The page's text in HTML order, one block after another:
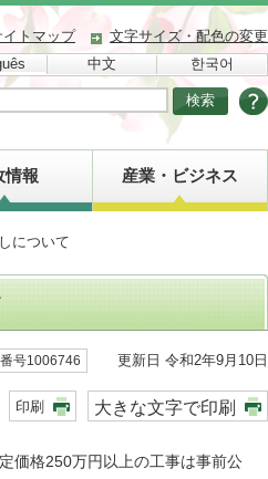
イトマップ
文字サイズ・配色の変更
中文 한국어
情報 産業・ビジネス
について
号1006746 更新日 令和2年9月10日
印刷 大きな文字で印刷
価格250万円以上の工事は事前公